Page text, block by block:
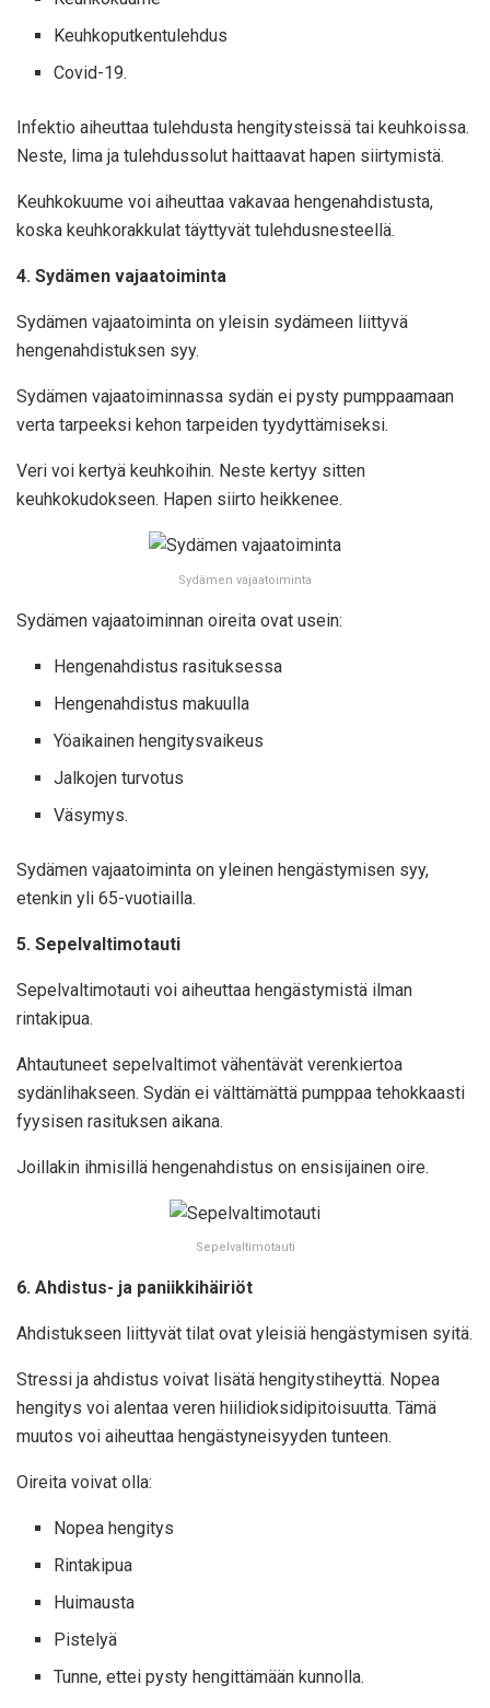
Keuhkoputkentulehdus
Covid-19.
Infektio aiheuttaa tulehdusta hengitysteissä tai keuhkoissa.
Neste, lima ja tulehdussolut haittaavat hapen siirtymistä.
Keuhkokuume voi aiheuttaa vakavaa hengenahdistusta,
koska keuhkorakkulat täyttyvät tulehdusnesteellä.
4. Sydämen vajaatoiminta
Sydämen vajaatoiminta on yleisin sydämeen liittyvä
hengenahdistuksen syy.
Sydämen vajaatoiminnassa sydän ei pysty pumppaamaan
verta tarpeeksi kehon tarpeiden tyydyttämiseksi.
Veri voi kertyä keuhkoihin. Neste kertyy sitten
keuhkokudokseen. Hapen siirto heikkenee.
Sydämen vajaatoiminta
Sydämen vajaatoiminnan oireita ovat usein:
Hengenahdistus rasituksessa
Hengenahdistus makuulla
Yöaikainen hengitysvaikeus
Jalkojen turvotus
Väsymys.
Sydämen vajaatoiminta on yleinen hengästymisen syy,
etenkin yli 65-vuotiailla.
5. Sepelvaltimotauti
Sepelvaltimotauti voi aiheuttaa hengästymistä ilman
rintakipua.
Ahtautuneet sepelvaltimot vähentävät verenkiertoa
sydänlihakseen. Sydän ei välttämättä pumppaa tehokkaasti
fyysisen rasituksen aikana.
Joillakin ihmisillä hengenahdistus on ensisijainen oire.
Sepelvaltimotauti
6. Ahdistus- ja paniikkihäiriöt
Ahdistukseen liittyvät tilat ovat yleisiä hengästymisen syitä.
Stressi ja ahdistus voivat lisätä hengitystiheyttä. Nopea
hengitys voi alentaa veren hiilidioksidipitoisuutta. Tämä
muutos voi aiheuttaa hengästyneisyyden tunteen.
Oireita voivat olla:
Nopea hengitys
Rintakipua
Huimausta
Pistelyä
Tunne, ettei pysty hengittämään kunnolla.